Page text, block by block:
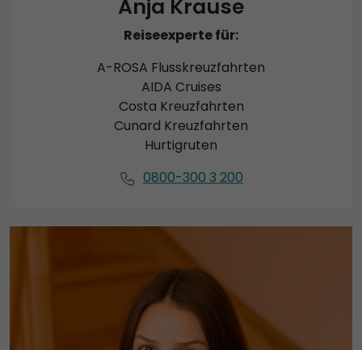
Anja Krause
Reiseexperte für:
A-ROSA Flusskreuzfahrten
AIDA Cruises
Costa Kreuzfahrten
Cunard Kreuzfahrten
Hurtigruten
0800-300 3 200